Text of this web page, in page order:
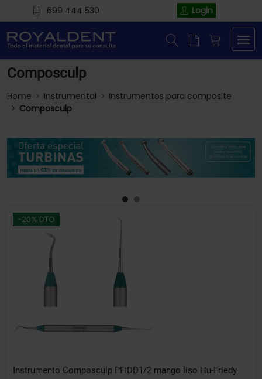
699 444 530 Login
Composculp
Home Instrumental
Instrumentos para composite
Composculp
-20% DTO
Instrumento Composculp PFIDD1/2 mango liso Hu-Friedy